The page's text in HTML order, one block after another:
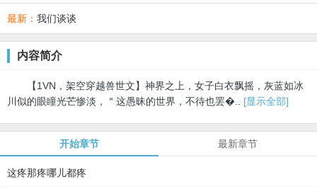
最新： 我们谈谈
内容简介
【1VN，架空穿越兽世文】神界之上，女子白衣飘摇，灰蓝如冰
川似的眼瞳光芒惨淡，＂这愚昧的世界，不待也罢�.. [显示全部]
开始章节 最新章节
这疼那疼哪儿都疼